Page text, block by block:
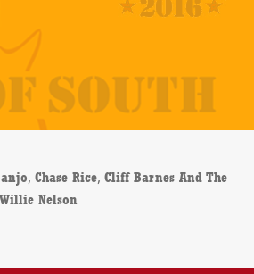
,Chase Rice,Cliff Barnes And The
Willie Nelson
& All Dogs Go To Hell – CD-Review